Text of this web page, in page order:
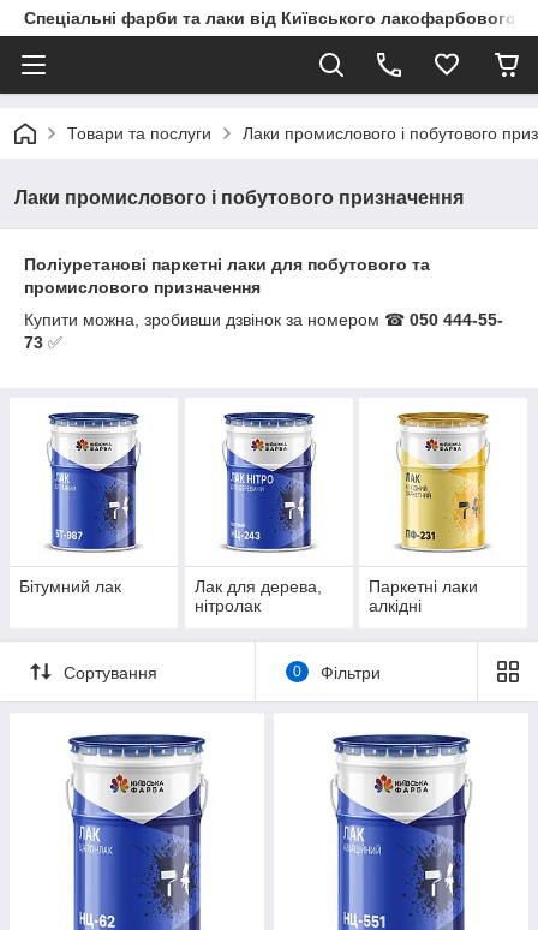
Спеціальні фарби та лаки від Київського
Товари та послуги Лаки промислового і побутового
Лаки промислового і побутового призначення
Поліуретанові паркетні лаки для побутового та
промислового призначення
Купити можна, зробивши дзвінок за номером ☎ 050 444-55-
73 ✅
Бітумний лак
Лак для дерева,
нітролак
Паркетні лаки
алкідні
Сортування 0 Фільтри